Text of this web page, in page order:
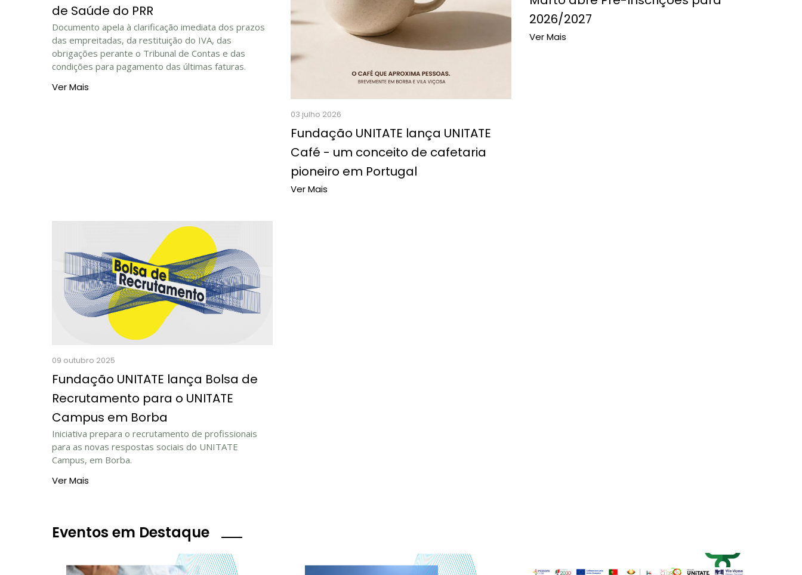
de Saúde do PRR
Documento apela à clarificação imediata dos prazos
das empreitadas, da restituição do IVA, das
obrigações perante o Tribunal de Contas e das
condições para pagamento das últimas faturas.
Ver Mais
03 julho 2026
Fundação UNITATE lança UNITATE
Café - um conceito de cafetaria
pioneiro em Portugal
Ver Mais
2026/2027
Ver Mais
09 outubro 2025
Fundação UNITATE lança Bolsa de
Recrutamento para o UNITATE
Campus em Borba
Iniciativa prepara o recrutamento de profissionais
para as novas respostas sociais do UNITATE
Campus, em Borba.
Ver Mais
Eventos em Destaque